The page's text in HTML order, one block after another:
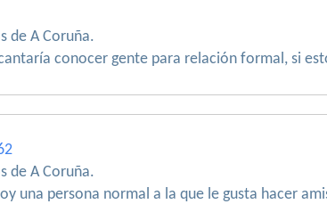
de A Coruña.
conocer gente para relación formal, si
de A Coruña.
una persona normal a la que le gusta hacer